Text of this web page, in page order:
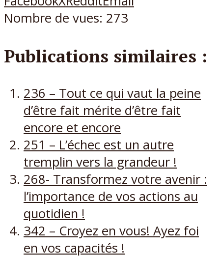
Nombre de vues: 273
Publications similaires :
236 – Tout ce qui vaut la peine
d’être fait mérite d’être fait
encore et encore
251 – L’échec est un autre
tremplin vers la grandeur !
268- Transformez votre avenir :
l’importance de vos actions au
quotidien !
342 – Croyez en vous! Ayez foi
en vos capacités !